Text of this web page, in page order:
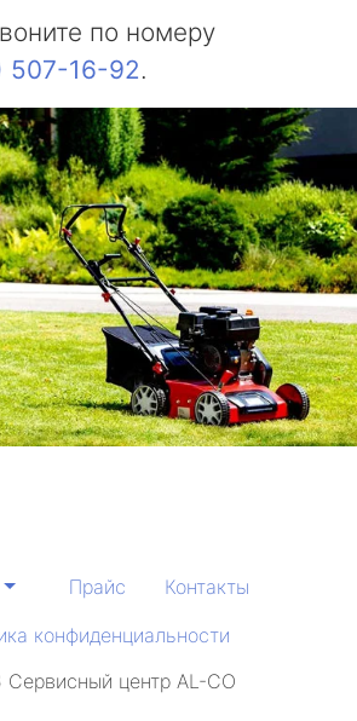
по номеру
507-16-92.
Прайс
Контакты
конфиденциальности
центр AL-CO